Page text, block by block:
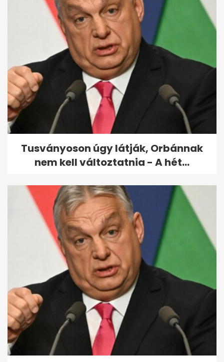
Cipőtalpat töröltek a sajttal
és a földről vették fel a húst...
Tusványoson úgy látják, Orbánnak
nem kell változtatnia - A hét...